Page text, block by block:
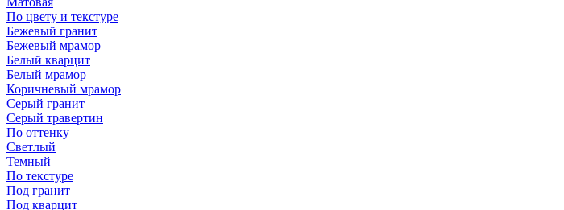
По цвету и текстуре
Бежевый гранит
Бежевый мрамор
Белый кварцит
Белый мрамор
Коричневый мрамор
Серый гранит
Серый травертин
По оттенку
Светлый
Темный
По текстуре
Под гранит
Под кварцит